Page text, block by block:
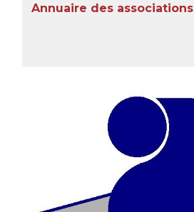
Annuaire des associations